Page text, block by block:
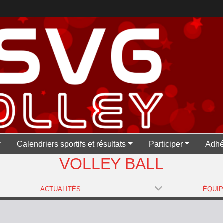
Calendriers sportifs et résultats Participer
VOLLEY BALL
ACTUALITÉS